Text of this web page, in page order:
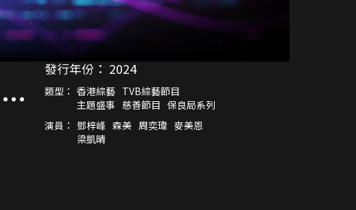
發行年份： 2024
類型： 香港綜藝 TVB綜藝節目
主題盛事 慈善節目 保良局系列
演員： 鄧梓峰 森美 周奕瑋 麥美恩
梁凱晴